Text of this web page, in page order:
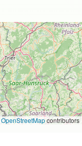
OpenStreetMapcontributors